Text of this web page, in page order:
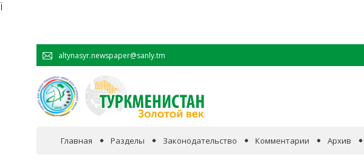
Ï
altynasyr.newspaper@sanly.tm
Главная Разделы Законодательство Комментарии Архив